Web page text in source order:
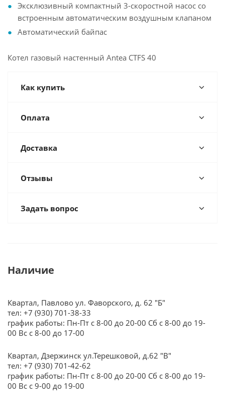
Эксклюзивный компактный 3-скоростной насос со
встроенным автоматическим воздушным клапаном
Автоматический байпас
Котел газовый настенный Antea CTFS 40
Как купить
Оплата
Доставка
Отзывы
Задать вопрос
Наличие
Квартал, Павлово ул. Фаворского, д. 62 "Б"
тел: +7 (930) 701-38-33
график работы: Пн-Пт с 8-00 до 20-00 Сб с 8-00 до 19-
00 Вс с 8-00 до 17-00
Квартал, Дзержинск ул.Терешковой, д.62 "В"
тел: +7 (930) 701-42-62
график работы: Пн-Пт с 8-00 до 20-00 Сб с 8-00 до 19-
00 Вс с 9-00 до 19-00